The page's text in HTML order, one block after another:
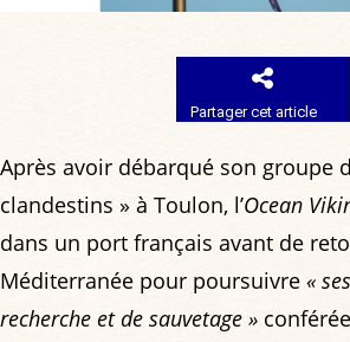
Partager cet article
Après avoir débarqué son groupe
clandestins » à Toulon, l’Ocean
dans un port français avant de
Méditerranée pour poursuivre «
recherche et de sauvetage »